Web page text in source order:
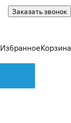
Заказать звонок
ИзбранноеКорзина